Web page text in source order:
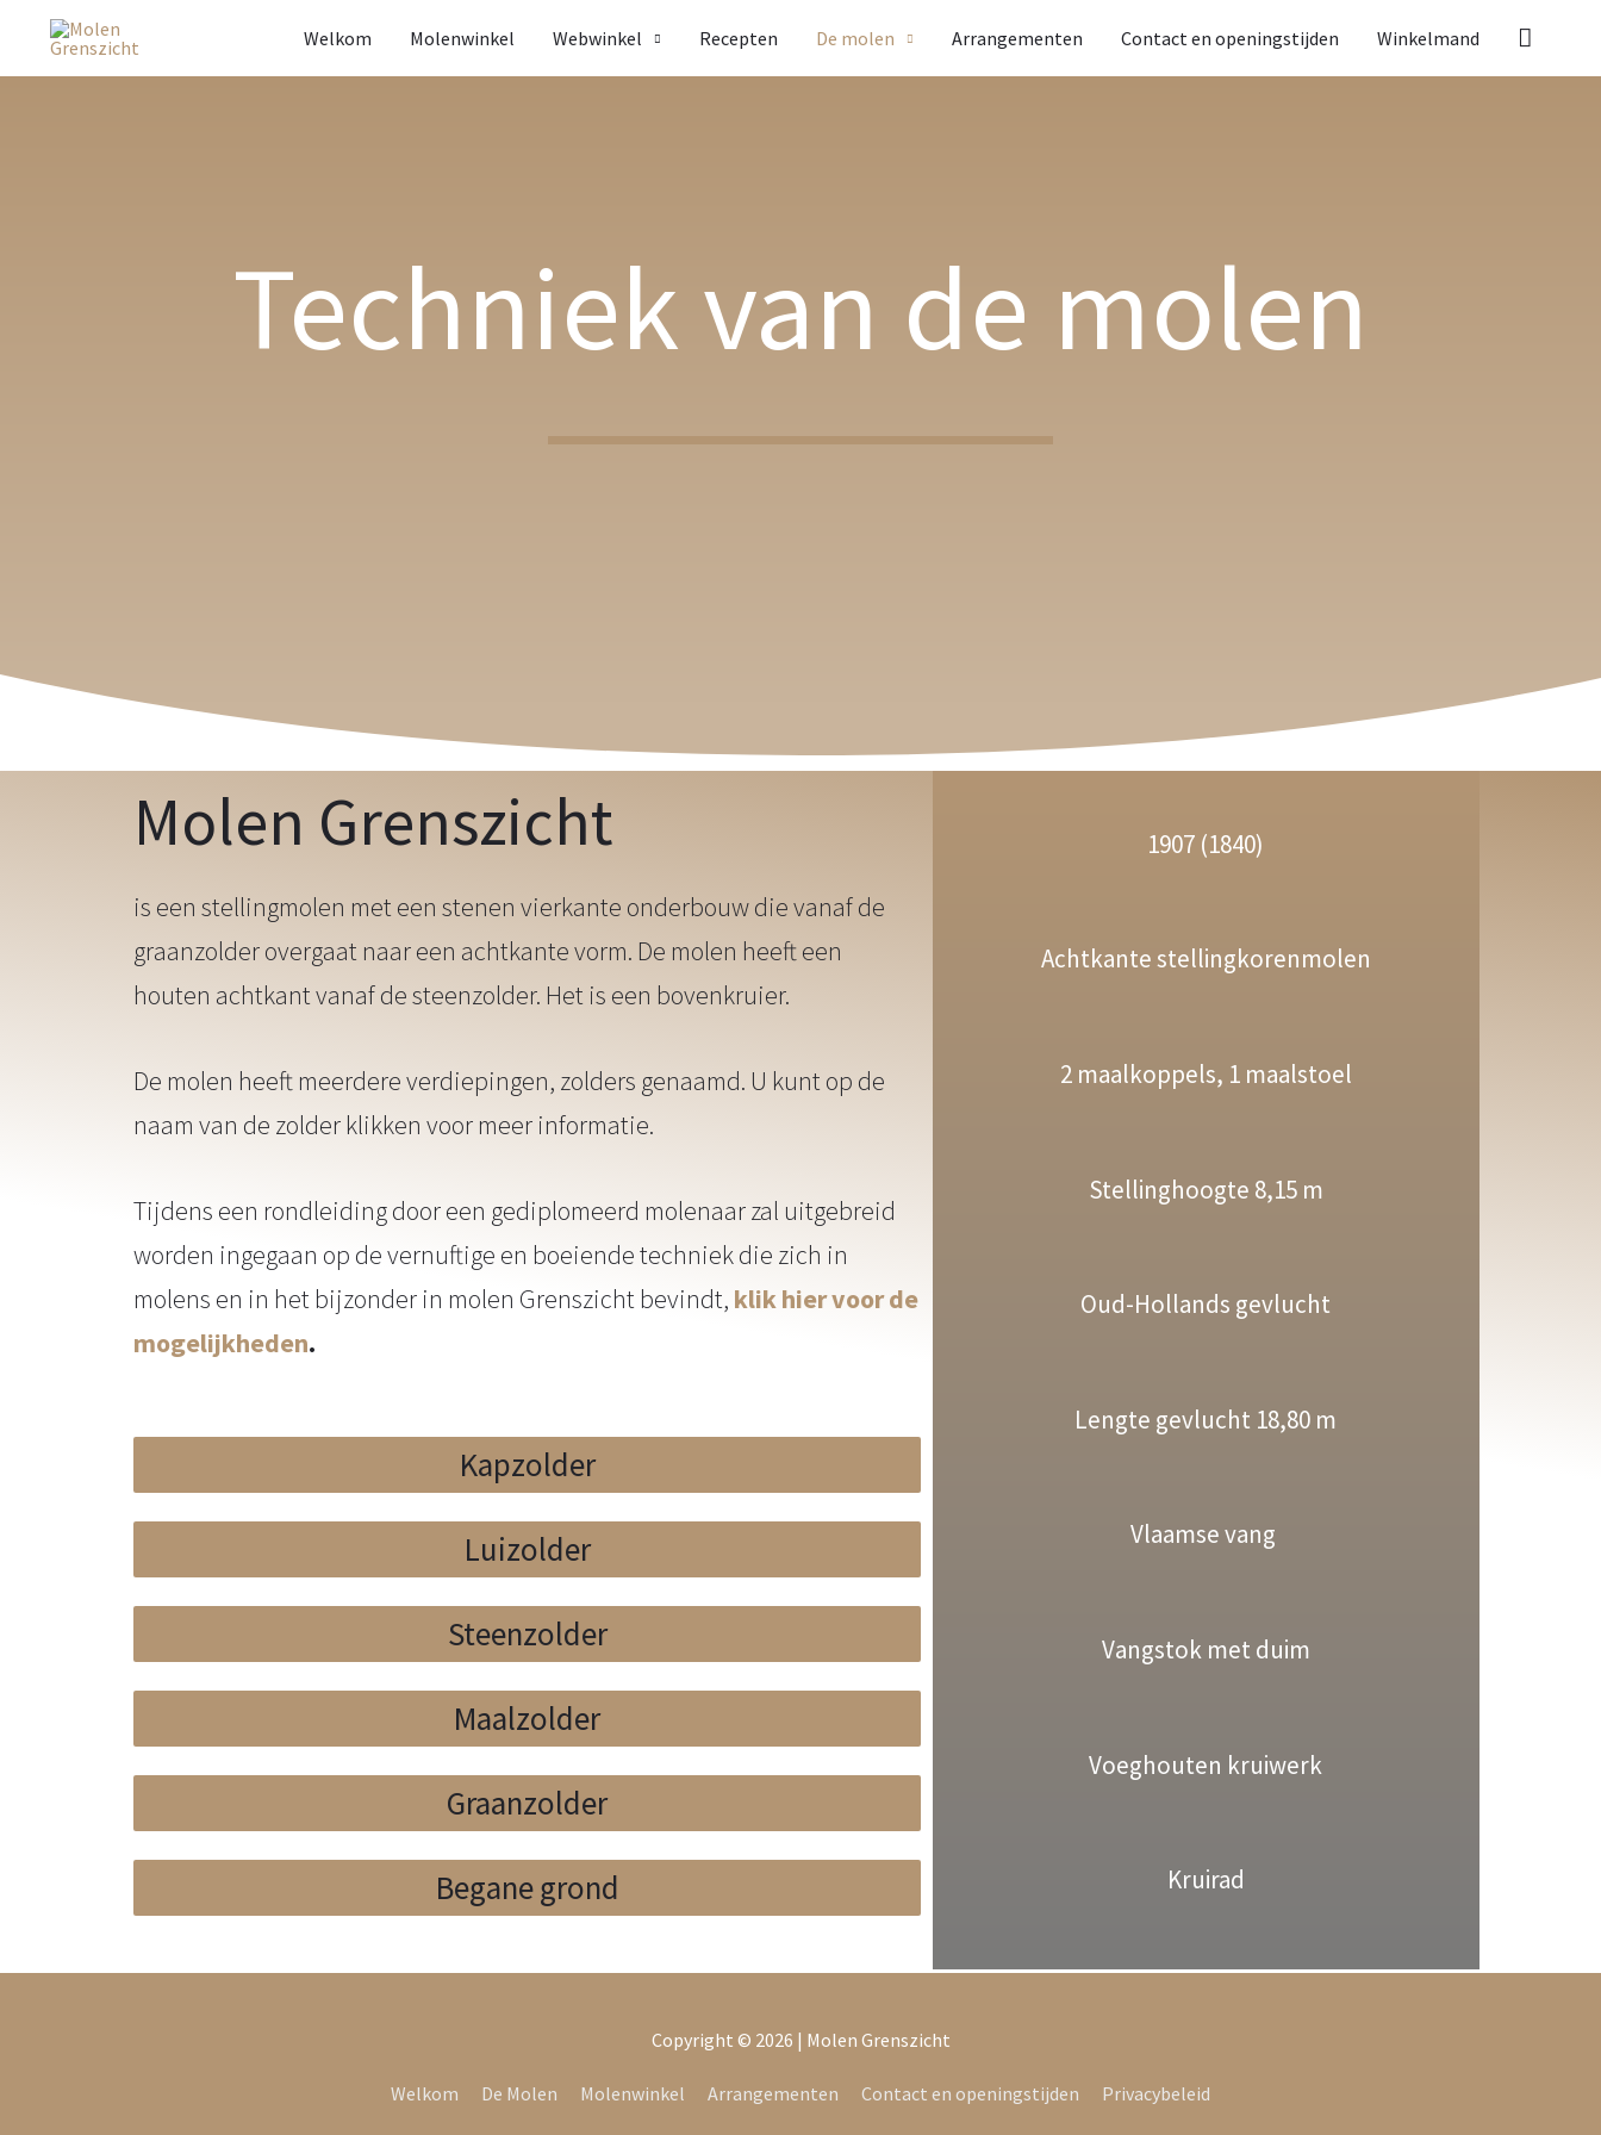
Welkom Molenwinkel Webwinkel Recepten De molen Arrangementen Contact en openingstijden Winkelmand
Techniek van de molen
Molen Grenszicht
is een stellingmolen met een stenen vierkante onderbouw die vanaf de
graanzolder overgaat naar een achtkante vorm. De molen heeft een
houten achtkant vanaf de steenzolder. Het is een bovenkruier.
De molen heeft meerdere verdiepingen, zolders genaamd. U kunt op de
naam van de zolder klikken voor meer informatie.
Tijdens een rondleiding door een gediplomeerd molenaar zal uitgebreid
worden ingegaan op de vernuftige en boeiende techniek die zich in
molens en in het bijzonder in molen Grenszicht bevindt, klik hier voor de
mogelijkheden.
Kapzolder
Luizolder
Steenzolder
Maalzolder
Graanzolder
Begane grond
1907 (1840)
Achtkante stellingkorenmolen
2 maalkoppels, 1 maalstoel
Stellinghoogte 8,15 m
Oud-Hollands gevlucht
Lengte gevlucht 18,80 m
Vlaamse vang
Vangstok met duim
Voeghouten kruiwerk
Kruirad
Copyright © 2026 | Molen Grenszicht
Welkom De Molen Molenwinkel Arrangementen Contact en openingstijden Privacybeleid